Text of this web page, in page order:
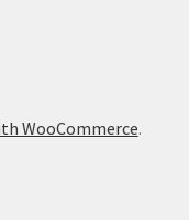
WooCommerce.